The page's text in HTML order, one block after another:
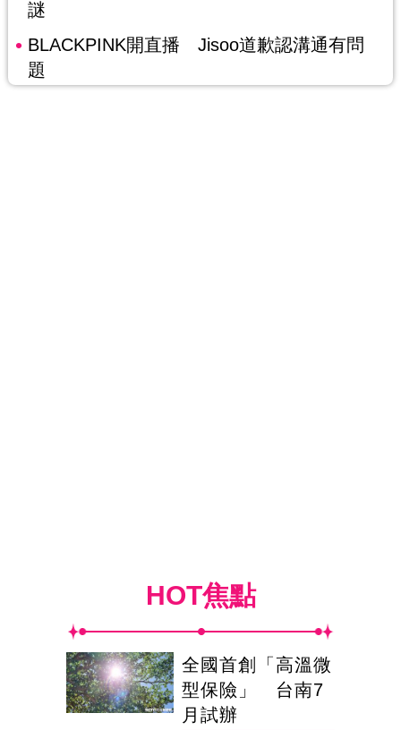
謎
BLACKPINK開直播 Jisoo道歉認溝通有問
題
HOT焦點
全國首創「高溫微
型保險」 台南7
月試辦